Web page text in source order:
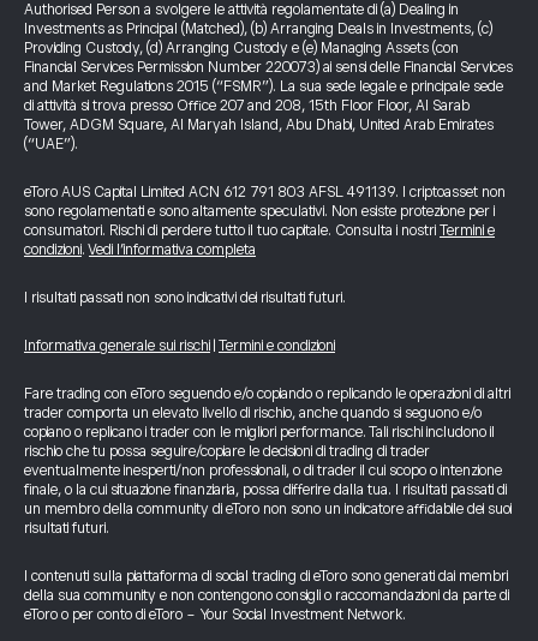
Authorised Person a svolgere le attività regolamentate di (a) Dealing in
Investments as Principal (Matched), (b) Arranging Deals in Investments, (c)
Providing Custody, (d) Arranging Custody e (e) Managing Assets (con
Financial Services Permission Number 220073) ai sensi delle Financial Services
and Market Regulations 2015 (“FSMR”). La sua sede legale e principale sede
di attività si trova presso Office 207 and 208, 15th Floor Floor, Al Sarab
Tower, ADGM Square, Al Maryah Island, Abu Dhabi, United Arab Emirates
(“UAE”).
eToro AUS Capital Limited ACN 612 791 803 AFSL 491139. I criptoasset non
sono regolamentati e sono altamente speculativi. Non esiste protezione per i
consumatori. Rischi di perdere tutto il tuo capitale. Consulta i nostri Termini e
condizioni.Vedi l’informativa completa
I risultati passati non sono indicativi dei risultati futuri.
Informativa generale sui rischi Termini e condizioni
Fare trading con eToro seguendo e/o copiando o replicando le operazioni di altri
trader comporta un elevato livello di rischio, anche quando si seguono e/o
copiano o replicano i trader con le migliori performance. Tali rischi includono il
rischio che tu possa seguire/copiare le decisioni di trading di trader
eventualmente inesperti/non professionali, o di trader il cui scopo o intenzione
finale, o la cui situazione finanziaria, possa differire dalla tua. I risultati passati di
un membro della community di eToro non sono un indicatore affidabile dei suoi
risultati futuri.
I contenuti sulla piattaforma di social trading di eToro sono generati dai membri
della sua community e non contengono consigli o raccomandazioni da parte di
eToro o per conto di eToro - Your Social Investment Network.